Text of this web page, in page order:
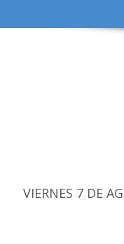
VIERNES 7 DE